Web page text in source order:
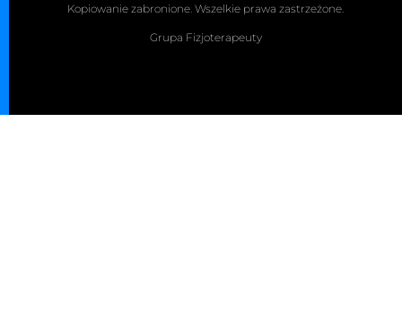
Kopiowanie zabronione. Wszelkie prawa zastrzeżone.
Grupa Fizjoterapeuty